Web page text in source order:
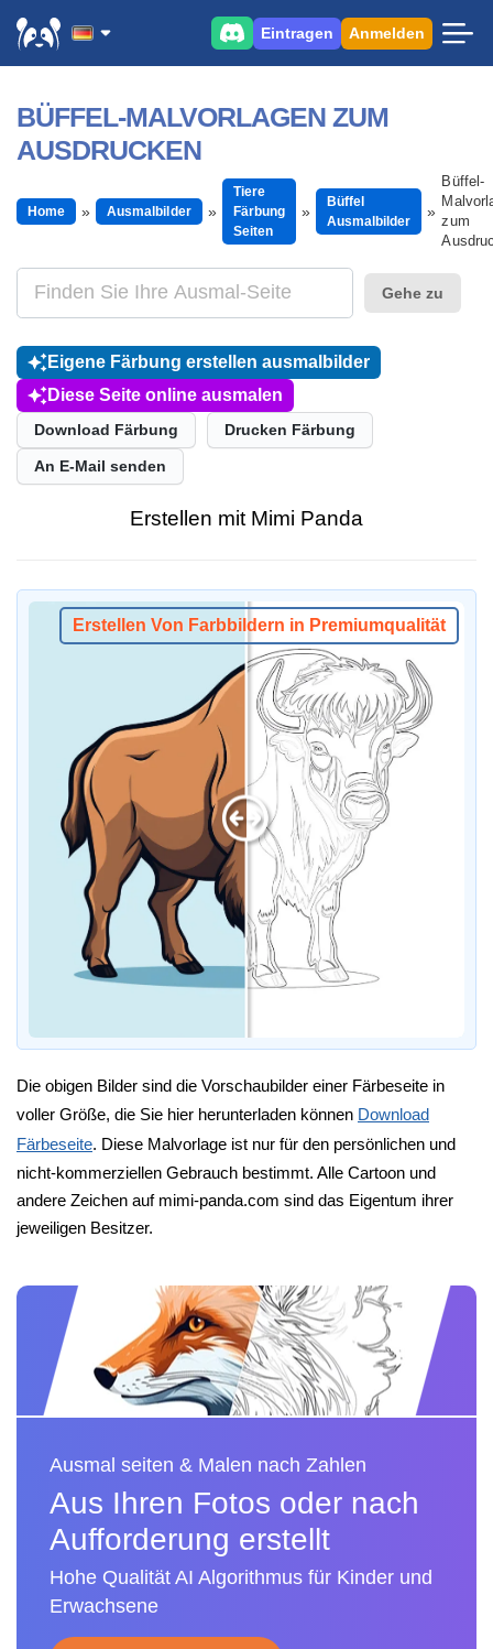
Eintragen Anmelden
BÜFFEL-MALVORLAGEN ZUM
AUSDRUCKEN
Home Ausmalbilder
Tiere
Färbung
Seiten
Büffel
Ausmalbilder
Büffel-
zum
Gehe zu
Eigene Färbung erstellen ausmalbilder
Diese Seite online ausmalen
Download Färbung Drucken Färbung
An E-Mail senden
Erstellen mit Mimi Panda
Erstellen Von Farbbildern in Premiumqualität
Die obigen Bilder sind die Vorschaubilder einer Färbeseite in
voller Größe, die Sie hier herunterladen können Download
Färbeseite. Diese Malvorlage ist nur für den persönlichen und
nicht-kommerziellen Gebrauch bestimmt. Alle Cartoon und
andere Zeichen auf mimi-panda.com sind das Eigentum ihrer
jeweiligen Besitzer.
Ausmal seiten & Malen nach Zahlen
Aus Ihren Fotos oder nach
Aufforderung erstellt
Hohe Qualität AI Algorithmus für Kinder und
Erwachsene